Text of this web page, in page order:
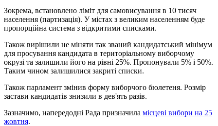
Зокрема, встановлено ліміт для самовисування в 10 тисяч
населення (партизація). У містах з великим населенням буде
пропорційна система з відкритими списками.
Також вирішили не міняти так званий кандидатський мінімум
для просування кандидата в територіальному виборчому
окрузі та залишили його на рівні 25%. Пропонували 5% і 50%.
Таким чином залишилися закриті списки.
Також парламент змінив форму виборчого бюлетеня. Розмір
застави кандидатів знизили в дев'ять разів.
Зазначимо, напередодні Рада призначила місцеві вибори на 25
жовтня.